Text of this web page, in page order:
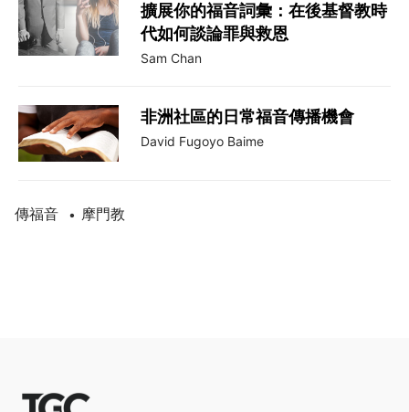
擴展你的福音詞彙：在後基督教時
代如何談論罪與救恩
Sam Chan
非洲社區的日常福音傳播機會
David Fugoyo Baime
傳福音 • 摩門教